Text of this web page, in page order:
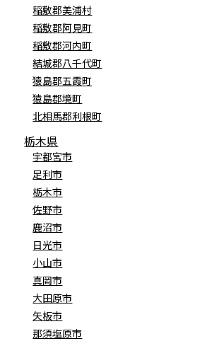
稲敷郡美浦村
稲敷郡阿見町
稲敷郡河内町
結城郡八千代町
猿島郡五霞町
猿島郡境町
北相馬郡利根町
栃木県
宇都宮市
足利市
栃木市
佐野市
鹿沼市
日光市
小山市
真岡市
大田原市
矢板市
那須塩原市